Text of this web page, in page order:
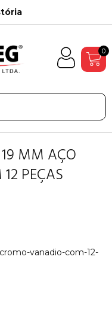
0
MM AÇO
PEÇAS